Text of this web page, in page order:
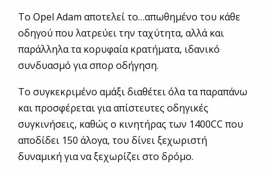
Το Οpel Αdam αποτελεί το…απωθημένο του κάθε
οδηγού που λατρεύει την ταχύτητα, αλλά και
παράλληλα τα κορυφαία κρατήματα, ιδανικό
συνδυασμό για σπορ οδήγηση.
Το συγκεκριμένο αμάξι διαθέτει όλα τα παραπάνω
και προσφέρεται για απίστευτες οδηγικές
συγκινήσεις, καθώς ο κινητήρας των 1400CC που
αποδίδει 150 άλογα, του δίνει ξεχωριστή
δυναμική για να ξεχωρίζει στο δρόμο.